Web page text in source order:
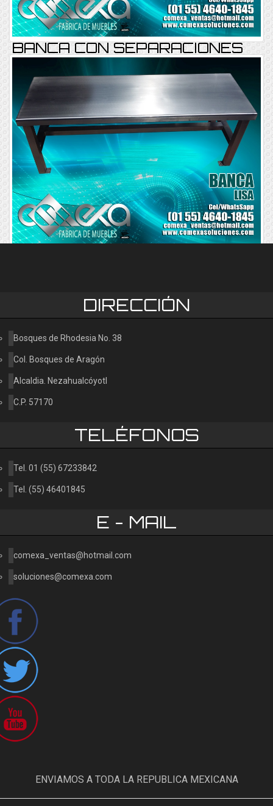
BANCA CON SEPARACIONES
BANCA REF-001
Consultar
Consultar
DIRECCIÓN
Bosques de Rhodesia No. 38
Col. Bosques de Aragón
Alcaldia. Nezahualcóyotl
C.P. 57170
TELÉFONOS
Tel. 01 (55) 67233842
Tel. (55) 46401845
E - MAIL
comexa_ventas@hotmail.com
soluciones@comexa.com
ENVIAMOS A TODA LA REPUBLICA MEXICANA